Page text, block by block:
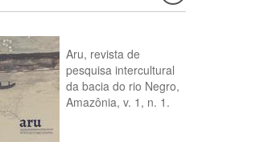
Aru, revista de
pesquisa intercultural
da bacia do rio Negro,
Amazônia, v. 1, n. 1.